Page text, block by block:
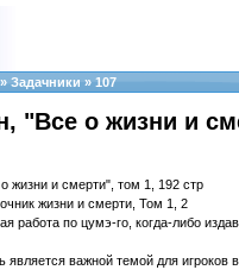
» Задачники » 107
"Все о жизни и
жизни и смерти", том 1, 192 стр
жизни и смерти, Том 1, 2
работа по цумэ-го, когда-либо
является важной темой для игроков